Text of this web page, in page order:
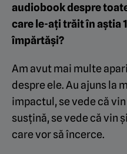
audiobook despre
care le-ați trăit în aștia
împărtăși?
Am avut mai multe
despre ele. Au ajuns la
impactul, se vede că
susțină, se vede că vin
care vor să încerce.